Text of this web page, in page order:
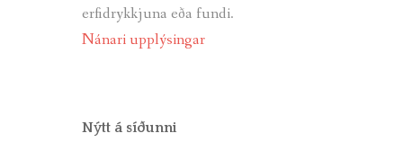
erfidrykkjuna eða fundi.
Nánari upplýsingar
Nýtt á síðunni